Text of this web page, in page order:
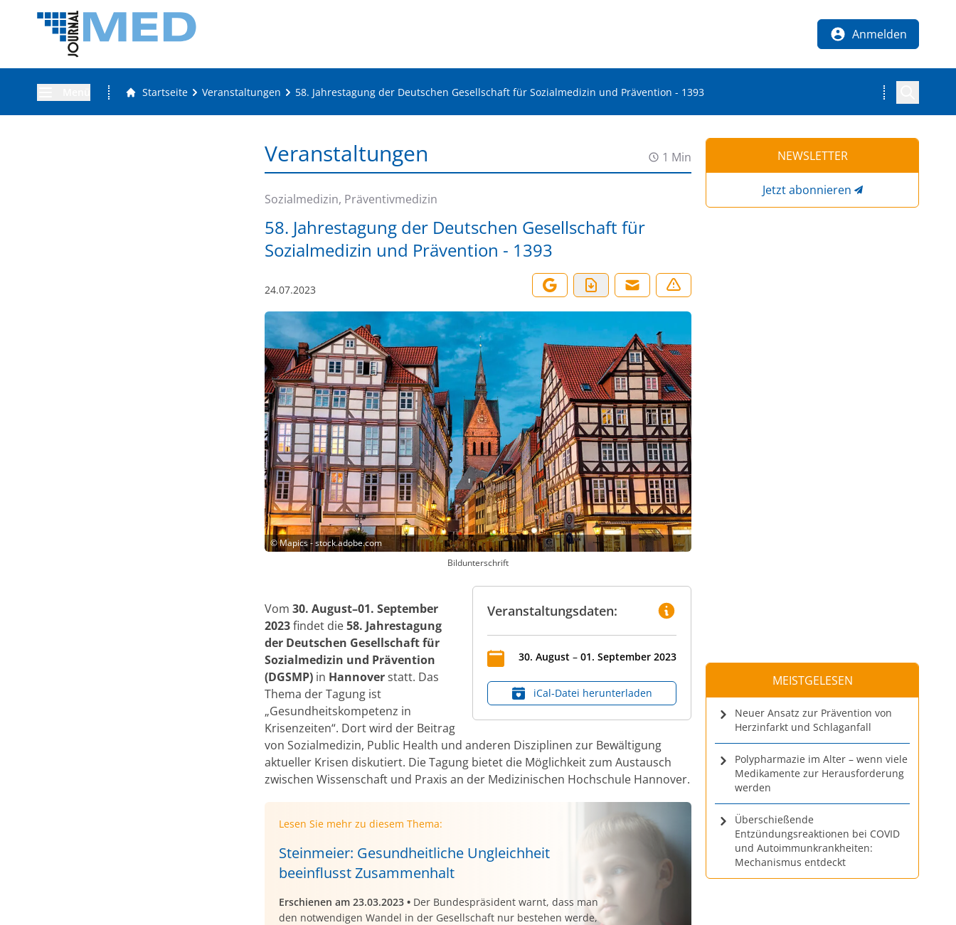
Anmelden
Startseite Veranstaltungen 58. Jahrestagung der Deutschen Gesellschaft für Sozialmedizin und Prävention - 1393
Veranstaltungen 1 Min
Sozialmedizin, Präventivmedizin
58. Jahrestagung der Deutschen Gesellschaft für
Sozialmedizin und Prävention - 1393
24.07.2023
©Mapics - stock.adobe.com
Bildunterschrift
Veranstaltungsdaten:
30. August – 01. September 2023
iCal‑Datei herunterladen
Vom 30. August–01. September
2023findet die58. Jahrestagung
der Deutschen Gesellschaft für
Sozialmedizin und Prävention
(DGSMP) in Hannoverstatt. Das
Thema der Tagung ist
„Gesundheitskompetenz in
Krisenzeiten“. Dort wird der Beitrag
von Sozialmedizin, Public Health und anderen Disziplinen zur Bewältigung
aktueller Krisen diskutiert. Die Tagung bietet die Möglichkeit zum Austausch
zwischen Wissenschaft und Praxis an der Medizinischen Hochschule Hannover.
Lesen Sie mehr zu diesem Thema:
Steinmeier: Gesundheitliche Ungleichheit
beeinflusst Zusammenhalt
Erschienen am 23.03.2023 • Der Bundespräsident warnt, dass man
den notwendigen Wandel in der Gesellschaft nur bestehen werde,
NEWSLETTER
Jetzt abonnieren
MEISTGELESEN
Neuer Ansatz zur Prävention von
Herzinfarkt und Schlaganfall
Polypharmazie im Alter – wenn viele
Medikamente zur Herausforderung
werden
Überschießende
Entzündungsreaktionen bei COVID
und Autoimmunkrankheiten:
Mechanismus entdeckt